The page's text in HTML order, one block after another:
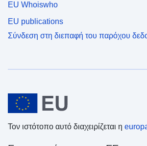
EU Whoiswho
EU publications
Σύνδεση στη διεπαφή του παρόχου
Τον ιστότοπο αυτό διαχειρίζεται η